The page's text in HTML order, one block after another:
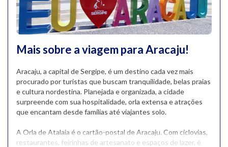
Mais sobre a viagem para Aracaju!
Aracaju, a capital de Sergipe, é um destino cada vez mais
procurado por turistas que buscam tranquilidade, belas praias
e cultura nordestina. Planejada e organizada, a cidade
surpreende com sua hospitalidade, orla extensa e atrações
que encantam desde famílias até viajantes solo.
A Orla de Atalaia é o cartão-postal de Aracaju. Com ciclovias,
restaurantes, feirinhas de artesanato e espaços de lazer, é